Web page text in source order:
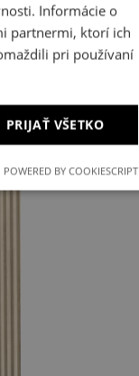
Informácie o
partnermi, ktorí ich
pri používaní
PRIJAŤ VŠETKO
POWERED BY COOKIESCRIPT